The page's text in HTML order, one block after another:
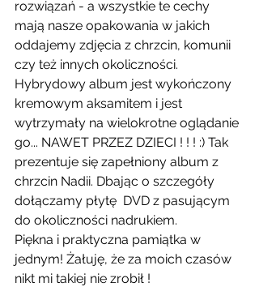
rozwiązań - a wszystkie te cechy
mają nasze opakowania w jakich
oddajemy zdjęcia z chrzcin, komunii
czy też innych okoliczności.
Hybrydowy album jest wykończony
kremowym aksamitem i jest
wytrzymały na wielokrotne oglądanie
go... NAWET PRZEZ DZIECI ! ! ! :) Tak
prezentuje się zapełniony album z
chrzcin Nadii. Dbając o szczegóły
dołączamy płytę  DVD z pasującym
do okoliczności nadrukiem.
Piękna i praktyczna pamiątka w
jednym! Żałuję, że za moich czasów
nikt mi takiej nie zrobił !